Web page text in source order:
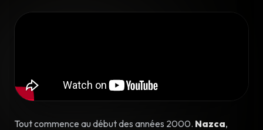
Tout commence au début des années 2000. Nazca,